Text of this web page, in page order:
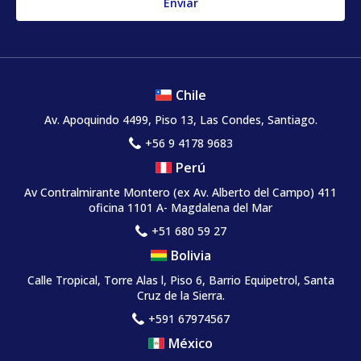
Chile
Av. Apoquindo 4499, Piso 13, Las Condes, Santiago.
+56 9 4178 9683
Perú
Av Contralmirante Montero (ex Av. Alberto del Campo) 411
oficina 1101 A- Magdalena del Mar
+51 680 59 27
Bolivia
Calle Tropical, Torre Alas l, Piso 6, Barrio Equipetrol, Santa
Cruz de la Sierra.
+591 67974567
México